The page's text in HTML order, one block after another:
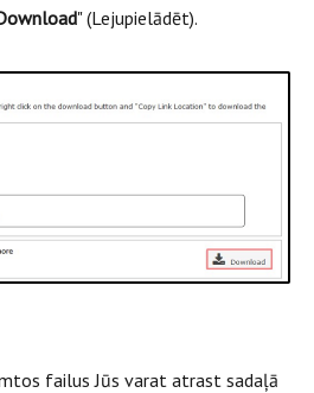
" (Lejupielādēt).
failus Jūs varat atrast sadaļā